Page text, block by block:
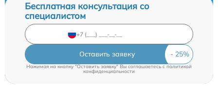
Бесплатная консультация со
специалистом
Оставить заявку
Нажимая на кнопку "Оставить заявку" Вы соглашаетесь cполитикой
конфиденциальности